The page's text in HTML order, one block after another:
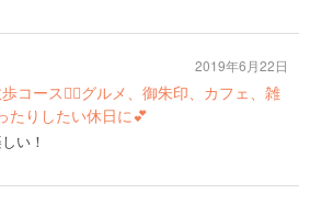
コース🚶‍♂️グルメ、御朱印、カフェ、雑
たりしたい休日に💕
い！
2019年6月22日